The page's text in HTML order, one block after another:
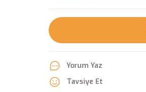
Yorum Yaz
Tavsiye Et